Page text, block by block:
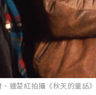
、鍾楚紅拍攝《秋天的童話